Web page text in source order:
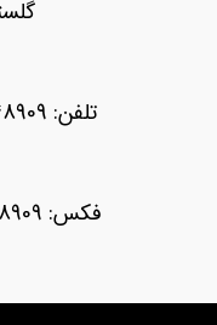
تلفن: 07635248909 | 07635248910
فکس: 07635248909 | 07635248910